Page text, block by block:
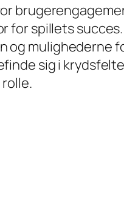
for spillets
mulighederne
sig i